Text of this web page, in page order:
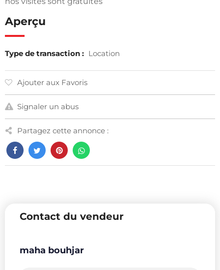
Aperçu
Type de transaction : Location
Ajouter aux Favoris
Signaler un abus
Partagez cette annonce :
Contact du vendeur
maha bouhjar